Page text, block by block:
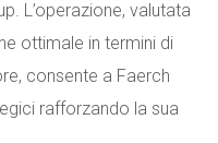
L’operazione, valutata
ottimale in termini di
consente a Faerch
rafforzando la sua